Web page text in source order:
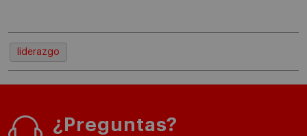
liderazgo
¿Preguntas?